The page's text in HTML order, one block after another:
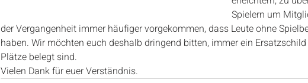
Spielern um
der Vergangenheit immer häufiger vorgekommen, dass Leute ohne
haben. Wir möchten euch deshalb dringend bitten, immer ein
Plätze belegt sind.
Vielen Dank für euer Verständnis.